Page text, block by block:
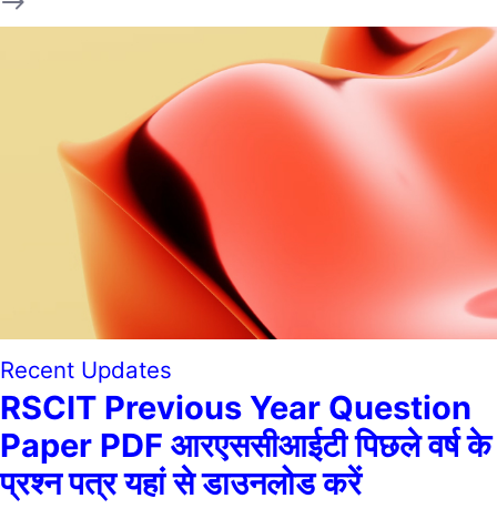
Recent Updates
RSCIT Previous Year Question
Paper PDF आरएससीआईटी पिछले वर्ष के
प्रश्न पत्र यहां से डाउनलोड करें